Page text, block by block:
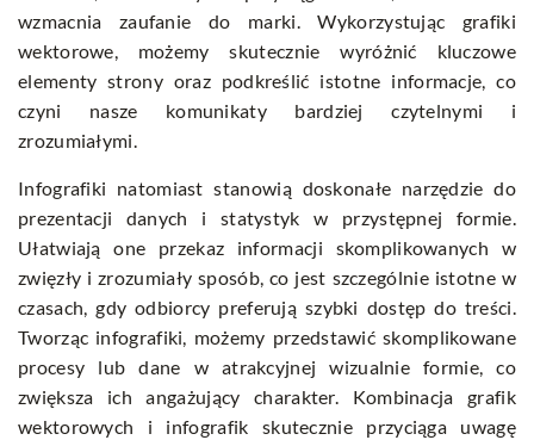
wzmacnia zaufanie do marki. Wykorzystując grafiki
wektorowe, możemy skutecznie wyróżnić kluczowe
elementy strony oraz podkreślić istotne informacje, co
czyni nasze komunikaty bardziej czytelnymi i
zrozumiałymi.
Infografiki natomiast stanowią doskonałe narzędzie do
prezentacji danych i statystyk w przystępnej formie.
Ułatwiają one przekaz informacji skomplikowanych w
zwięzły i zrozumiały sposób, co jest szczególnie istotne w
czasach, gdy odbiorcy preferują szybki dostęp do treści.
Tworząc infografiki, możemy przedstawić skomplikowane
procesy lub dane w atrakcyjnej wizualnie formie, co
zwiększa ich angażujący charakter. Kombinacja grafik
wektorowych i infografik skutecznie przyciąga uwagę